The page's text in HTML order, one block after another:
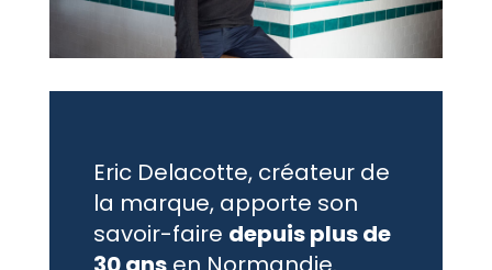
Eric Delacotte, créateur de
la marque, apporte son
savoir-faire depuis plus de